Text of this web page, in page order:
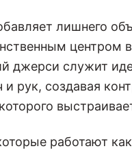
лишнего
центром
джерси служит
и рук, создавая
работают